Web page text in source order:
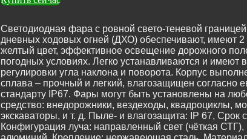
Светодиодная фара с ровной свето-теневой
дневных ходовых огней (ДХО) обеспечивают, имеют
желтый цвет, эффективное освещение дорожного
погодных условиях. Легко устанавливаются и имеют
регулировки угла наклона и поворота. Корпус
сплава – прочный и легкий, влагозащищен согласно
стандарту IP67. Фары могут быть установлены на
средство: внедорожники, вездеходы, квадроциклы,
экскаваторы, и т. д. Пыле- и влагозащита: IP 67, Срок
Конфигурация луча: направленный свет (чёткая СТГ),